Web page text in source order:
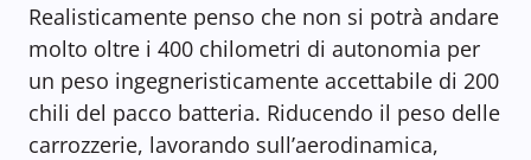
Realisticamente penso che non si potrà andare
molto oltre i 400 chilometri di autonomia per
un peso ingegneristicamente accettabile di 200
chili del pacco batteria. Riducendo il peso delle
carrozzerie, lavorando sull’aerodinamica,